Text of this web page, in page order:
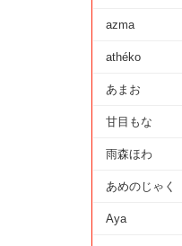
azma
athéko
あまお
甘目もな
雨森ほわ
あめのじゃく
Aya